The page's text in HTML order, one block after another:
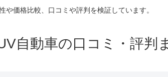
価格比較、口コミや評判を検証しています。
自動車の口コミ・評判